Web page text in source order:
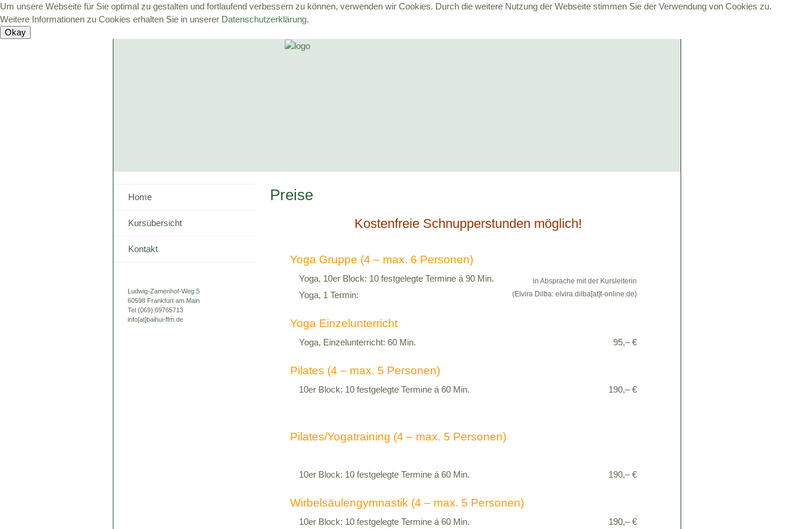
Um unsere Webseite für Sie optimal zu gestalten und fortlaufend verbessern zu können, verwenden wir Cookies. Durch die weitere Nutzung der Webseite stimmen Sie der Verwendung von Cookies zu.
Weitere Informationen zu Cookies erhalten Sie in unserer Datenschutzerklärung.
Preise
Kostenfreie Schnupperstunden möglich!
Yoga Gruppe (4 – max. 6 Personen)
Yoga, 10er Block: 10 festgelegte Termine á 90 Min.
in Absprache mit der Kursleiterin
(Elvira Dilba: elvira.dilba[at]t-online.de)
Yoga, 1 Termin:
Yoga Einzelunterricht
Yoga, Einzelunterricht: 60 Min. 95,– €
Pilates (4 – max. 5 Personen)
10er Block: 10 festgelegte Termine á 60 Min. 190,– €
Pilates/Yogatraining (4 – max. 5 Personen)
10er Block: 10 festgelegte Termine á 60 Min. 190,– €
Wirbelsäulengymnastik (4 – max. 5 Personen)
10er Block: 10 festgelegte Termine á 60 Min. 190,– €
Home
Kursübersicht
Kontakt
Ludwig-Zamenhof-Weg 5
60598 Frankfurt am Main
Tel (069) 69765713
info[at]baihui-ffm.de